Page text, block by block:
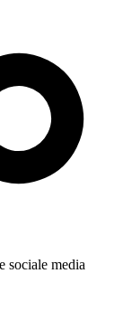
sociale media